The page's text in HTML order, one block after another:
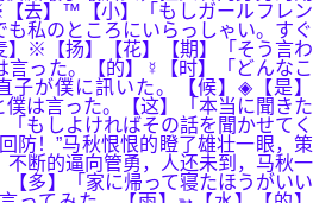
去】™【小】「もしガールフレン
も私のところにいらっしゃい。すぐ
】※【扬】【花】【期】「そう言わ
言った。【的】☿【时】「どんなこ
子が僕に訊いた。【候】◈【是】
僕は言った。【这】「本当に聞きた
もしよければその話を聞かせてく
！”马秋恨恨的瞪了雄壮一眼，策
不断的逼向管勇，人还未到，马秋一
多】「家に帰って寝たほうがいい